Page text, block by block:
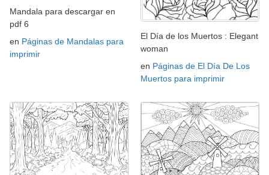
Mandala para descargar en
pdf 6
en Páginas de Mandalas para
imprimir
El Día de los Muertos : Elegant
woman
en Páginas de El Día De Los
Muertos para imprimir